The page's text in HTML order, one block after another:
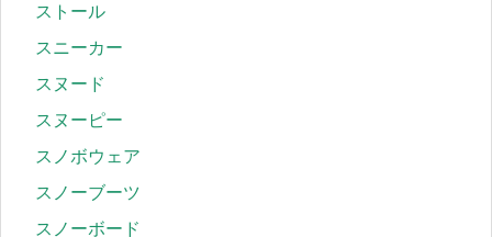
ストール
スニーカー
スヌード
スヌーピー
スノボウェア
スノーブーツ
スノーボード